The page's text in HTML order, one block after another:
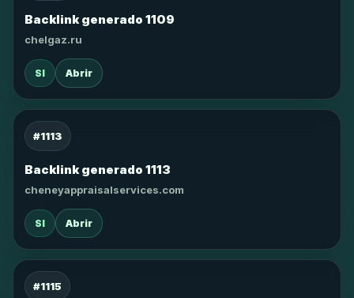
Backlink generado 1109
chelgaz.ru
SI Abrir
#1113
Backlink generado 1113
cheneyappraisalservices.com
SI Abrir
#1115